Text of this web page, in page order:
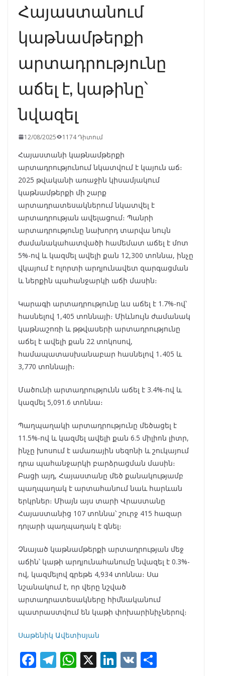
Հայաստանում
կաթնամթերքի
արտադրությունը
աճել է, կաթինը՝
նվազել
12/08/2025 1174 Դիտում
Հայաստանի կաթնամթերքի
արտադրությունում նկատվում է կայուն աճ։
2025 թվականի առաջին կիսամյակում
կաթնամթերքի մի շարք
արտադրատեսակներում նկատվել է
արտադրության ավելացում։ Պանրի
արտադրությունը նախորդ տարվա նույն
ժամանակահատվածի համեմատ աճել է մոտ
5%-ով և կազմել ավելի քան 12,300 տոննա, ինչը
վկայում է ոլորտի արդյունավետ զարգացման
և ներքին պահանջարկի աճի մասին։
Կարագի արտադրությունը ևս աճել է 1.7%-ով՝
հասնելով 1,405 տոննայի։ Միևնույն ժամանակ
կաթնաշոռի և թթվասերի արտադրությունը
աճել է ավելի քան 22 տոկոսով,
համապատասխանաբար հասնելով 1․405 և
3,770 տոննայի։
Մածունի արտադրությունն աճել է 3.4%-ով և
կազմել 5,091.6 տոննա։
Պաղպաղակի արտադրությունը մեծացել է
11.5%-ով և կազմել ավելի քան 6.5 միլիոն լիտր,
ինչը խոսում է ամառային սեզոնի և շուկայում
դրա պահանջարկի բարձրացման մասին։
Բացի այդ, Հայաստանը մեծ քանակությամբ
պաղպաղակ է արտահանում նաև հարևան
երկրներ։ Միայն այս տարի Վրաստանը
Հայաստանից 107 տոննա՝ շուրջ 415 հազար
դոլարի պաղպաղակ է գնել։
Չնայած կաթնամթերքի արտադրության մեջ
աճին՝ կաթի արդյունահանումը նվազել է 0.3%-
ով, կազմելով գրեթե 4,934 տոննա։ Սա
նշանակում է, որ վերը նշված
արտադրատեսակները հիմնականում
պատրաստվում են կաթի փոխարինիչներով։
Սաթենիկ Ավետիսյան
F T W X Li V